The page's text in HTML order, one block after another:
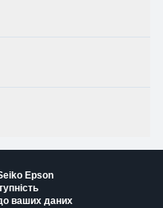
Epson
ваших даних